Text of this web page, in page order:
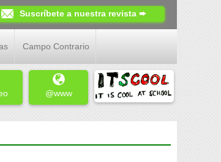
Suscríbete a nuestra revista ➨
Campo Contrario
@www